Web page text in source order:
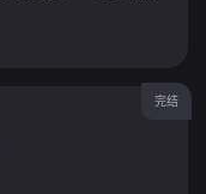
完结